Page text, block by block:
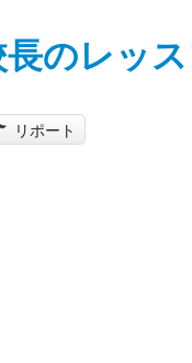
のレッ
リポート